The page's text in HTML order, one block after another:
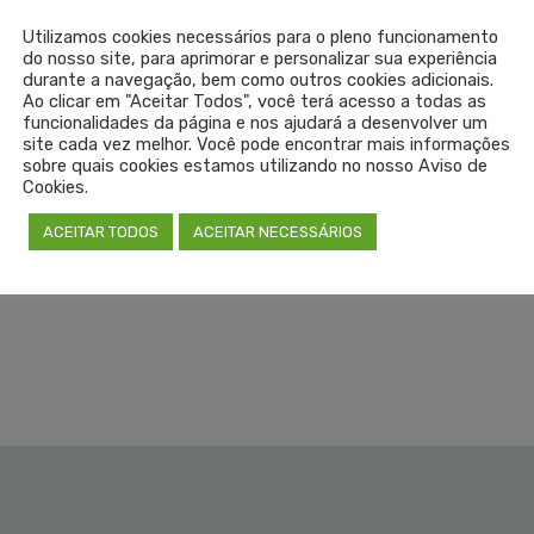
estresse pós-traumático e adoecimento relacionado ao
ilegal da Medicina, história da Medicina no RS, saúde
outros assuntos de relevância para os médicos e toda a
com apresentação dos conselheiros do Cremers e
anteriores estão disponíveis no canal do Cremers no
Utilizamos cookies necessários para o pleno funcionamento
do nosso site, para aprimorar e personalizar sua experiência
durante a navegação, bem como outros cookies adicionais.
Ao clicar em "Aceitar Todos", você terá acesso a todas as
funcionalidades da página e nos ajudará a desenvolver um
site cada vez melhor. Você pode encontrar mais informações
sobre quais cookies estamos utilizando no nosso Aviso de
Cookies.
ACEITAR TODOS ACEITAR NECESSÁRIOS